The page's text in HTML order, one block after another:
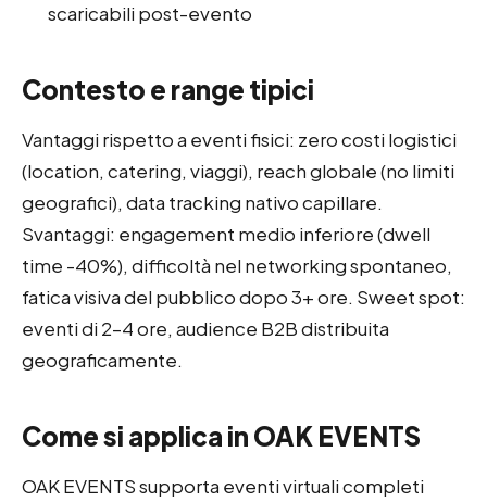
scaricabili post-evento
Contesto e range tipici
Vantaggi rispetto a eventi fisici: zero costi logistici
(location, catering, viaggi), reach globale (no limiti
geografici), data tracking nativo capillare.
Svantaggi: engagement medio inferiore (dwell
time -40%), difficoltà nel networking spontaneo,
fatica visiva del pubblico dopo 3+ ore. Sweet spot:
eventi di 2–4 ore, audience B2B distribuita
geograficamente.
Come si applica in OAK EVENTS
OAK EVENTS supporta eventi virtuali completi